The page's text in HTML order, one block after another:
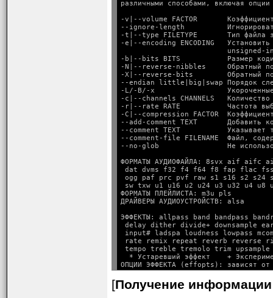
-v|--volume FACTOR
--ignore-length          Игнорировать
-t|--type FILETYPE       Тип файла
-e|--encoding ENCODING
unsigned-
-b|--bits BITS           Размер
-N|--reverse-nibbles     Обратный
-X|--reverse-bits        Обратный
--endian little|big|swap Порядок
-L/-B/-x                 Укороченные
-c|--channels CHANNELS
-r|--rate RATE           Частота
-C|--compression FACTOR
--add-comment TEXT       Добавить
--comment TEXT           Указывает
--comment-file FILENAME  Файл,
ФОРМАТЫ АУДИОФАЙЛА: 8svx aif aifc
dat dvms f32 f4 f64 f8 fap flac
ogg paf prc pvf raw s1 s16 s2 s24
sw txw u1 u16 u2 u24 u3 u32 u4 u8
ФОРМАТЫ ПЛЕЙЛИСТА: m3u pls
ЭФФЕКТЫ: allpass band bandpass
delay dither divide+ downsample
input# ladspa loudness lowpass
rate remix repeat reverb reverse
tempo treble tremolo trim
* Устаревший эффект    +
[Получение